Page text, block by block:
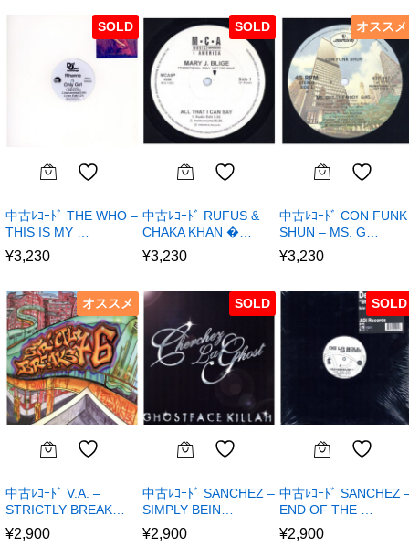
SOLD
中古ﾚｺｰﾄﾞ THE WHO –
THIS IS MY …
¥3,230
SOLD
中古ﾚｺｰﾄﾞ RUFUS &
CHAKA KHAN �…
¥3,230
オススメ
中古ﾚｺｰﾄﾞ CON FUNK
SHUN – MS. G…
¥3,230
オススメ
中古ﾚｺｰﾄﾞ V.A. –
STRICTLY BREAK…
¥2,900
SOLD
中古ﾚｺｰﾄﾞ SANCHEZ –
SIMPLY BEIN…
¥2,900
SOLD
中古ﾚｺｰﾄﾞ SANCHEZ
END OF THE …
¥2,900